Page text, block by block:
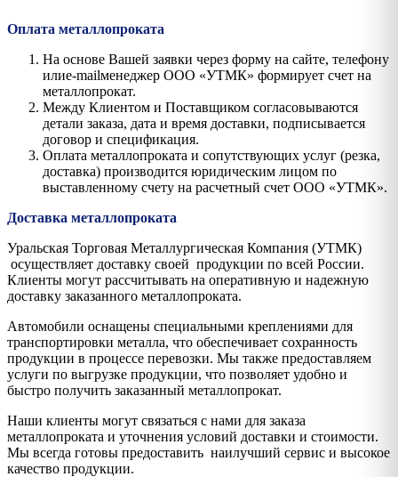
Оплата металлопроката
На основе Вашей заявки через форму на сайте, телефону
илиe-mailменеджер ООО «УТМК» формирует счет на
металлопрокат.
Между Клиентом и Поставщиком согласовываются
детали заказа, дата и время доставки, подписывается
договор и спецификация.
Оплата металлопроката и сопутствующих услуг (резка,
доставка) производится юридическим лицом по
выставленному счету на расчетный счет ООО «УТМК».
Доставка металлопроката
Уральская Торговая Металлургическая Компания (УТМК)
осуществляет доставку своей продукции по всей России.
Клиенты могут рассчитывать на оперативную и надежную
доставку заказанного металлопроката.
Автомобили оснащены специальными креплениями для
транспортировки металла, что обеспечивает сохранность
продукции в процессе перевозки. Мы также предоставляем
услуги по выгрузке продукции, что позволяет удобно и
быстро получить заказанный металлопрокат.
Наши клиенты могут связаться с нами для заказа
металлопроката и уточнения условий доставки и стоимости.
Мы всегда готовы предоставить наилучший сервис и высокое
качество продукции.